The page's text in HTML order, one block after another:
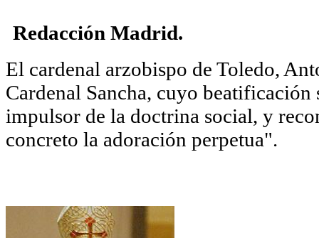
Redacción Madrid.
El cardenal arzobispo de Toledo,
Cardenal Sancha, cuyo
impulsor de la doctrina social, y
concreto la adoración perpetua".